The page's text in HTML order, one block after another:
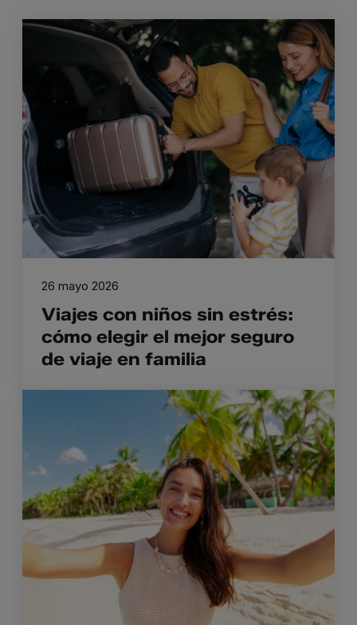
Viajes con niños sin estrés:
cómo elegir el mejor seguro
de viaje en familia
26 mayo 2026